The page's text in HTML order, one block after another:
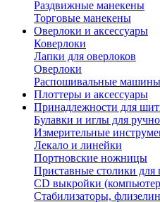
Раздвижные манекены
Торговые манекены
Оверлоки и аксессуары
Коверлоки
Лапки для оверлоков
Оверлоки
Распошивальные машины
Плоттеры и аксессуары
Принадлежности для
Булавки и иглы для
Измерительные
Лекало и линейки
Портновские ножницы
Приставные столики
СD выкройки
Стабилизаторы,